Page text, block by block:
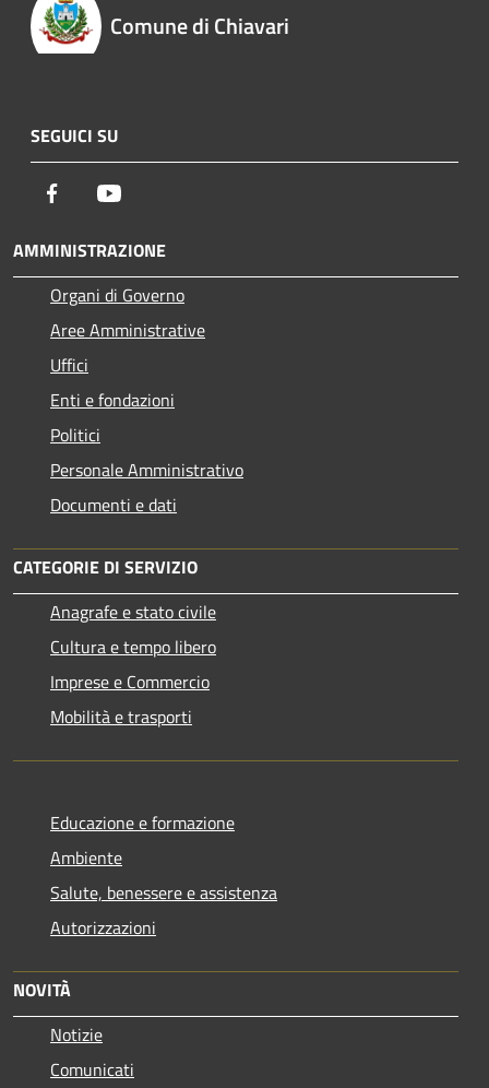
Comune di Chiavari
SEGUICI SU
Facebook
AMMINISTRAZIONE
Organi di Governo
Aree Amministrative
Uffici
Enti e fondazioni
Politici
Personale Amministrativo
Documenti e dati
CATEGORIE DI SERVIZIO
Anagrafe e stato civile
Cultura e tempo libero
Imprese e Commercio
Mobilità e trasporti
Educazione e formazione
Ambiente
Salute, benessere e assistenza
Autorizzazioni
NOVITÀ
Notizie
Comunicati